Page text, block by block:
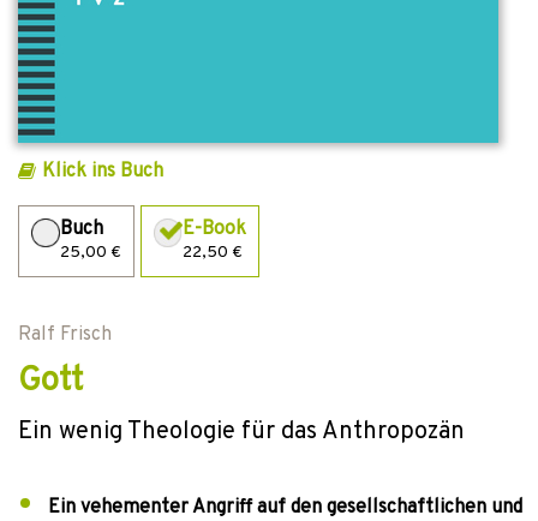
Klick ins Buch
Buch
25,00 €
E-Book
22,50 €
Ralf Frisch
Gott
Ein wenig Theologie für das Anthropozän
Ein vehementer Angriff auf den gesellschaftlichen und